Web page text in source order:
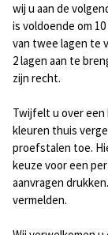
wij u aan de
is voldoende om
van twee lagen te
2 lagen aan te
zijn recht.
Twijfelt u over een
kleuren thuis
proefstalen toe.
keuze voor een
aanvragen
vermelden.